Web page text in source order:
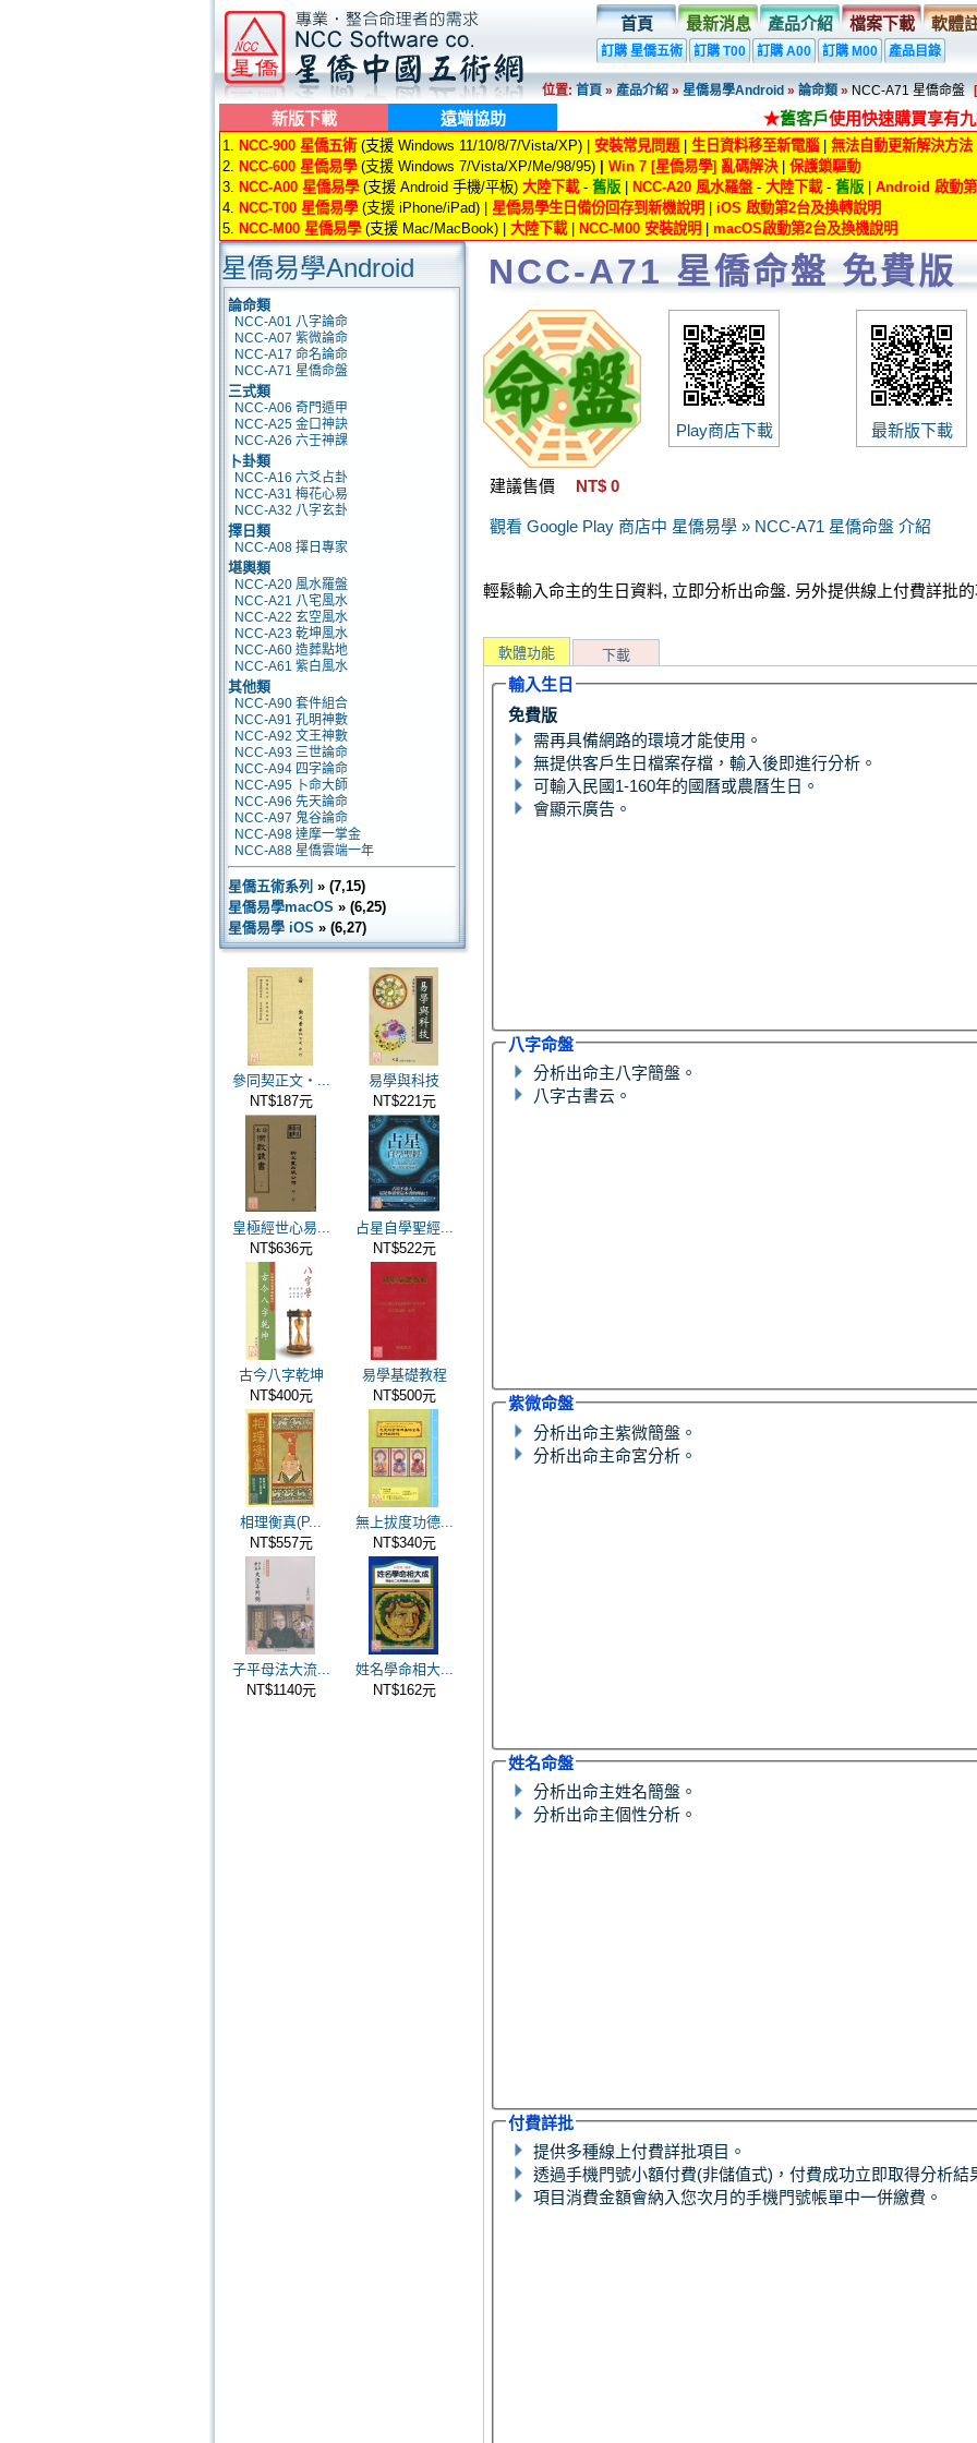
首頁 最新消息 產品介紹 檔案下載 軟體
訂購 星僑五術 訂購 T00 訂購 A00 訂購 M00 產品目錄
位置:首頁»產品介紹»星僑易學Android»論命類»NCC-A71 星僑命盤
新版下載 遠端協助 ★舊客戶使用快速購買享有
1. NCC-900 星僑五術(支援 Windows 11/10/8/7/Vista/XP) | 安裝常見問題| 生日資料移至新電腦| 無法自動更新解決方法
2. NCC-600 星僑易學(支援 Windows 7/Vista/XP/Me/98/95) Win 7 [星僑易學] 亂碼解決| 保護鎖驅動
3. NCC-A00 星僑易學(支援 Android 手機/平板) 大陸下載- 舊版 NCC-A20 風水羅盤- 大陸下載- 舊版
Android 啟動
4. NCC-T00 星僑易學(支援 iPhone/iPad) | 星僑易學生日備份回存到新機說明
iOS 啟動第2台及換轉說明
5. NCC-M00 星僑易學(支援 Mac/MacBook) | 大陸下載| NCC-M00 安裝說明 macOS啟動第2台及換機說明
星僑易學Android
論命類
NCC-A01 八字論命
NCC-A07 紫微論命
NCC-A17 命名論命
NCC-A71 星僑命盤
三式類
NCC-A06 奇門遁甲
NCC-A25 金口神訣
NCC-A26 六壬神課
卜卦類
NCC-A16 六爻占卦
NCC-A31 梅花心易
NCC-A32 八字玄卦
擇日類
NCC-A08 擇日專家
堪輿類
NCC-A20 風水羅盤
NCC-A21 八宅風水
NCC-A22 玄空風水
NCC-A23 乾坤風水
NCC-A60 造葬點地
NCC-A61 紫白風水
其他類
NCC-A90 套件組合
NCC-A91 孔明神數
NCC-A92 文王神數
NCC-A93 三世論命
NCC-A94 四字論命
NCC-A95 卜命大師
NCC-A96 先天論命
NCC-A97 鬼谷論命
NCC-A98 達摩一掌金
NCC-A88 星僑雲端一年
星僑五術系列 » (7,15)
星僑易學macOS » (6,25)
星僑易學 iOS » (6,27)
參同契正文‧...
NT$187元
易學與科技
NT$221元
皇極經世心易...
NT$636元
占星自學聖經...
NT$522元
古今八字乾坤
NT$400元
易學基礎教程
NT$500元
相理衡真(P...
NT$557元
無上拔度功德...
NT$340元
子平母法大流...
NT$1140元
姓名學命相大...
NT$162元
NCC-A71 星僑命盤 免費版
Play商店下載 最新版下載
建議售價 NT$ 0
觀看 Google Play 商店中 星僑易學 » NCC-A71 星僑命盤 介紹
輕鬆輸入命主的生日資料, 立即分析出命盤. 另外提供線上付費詳批
軟體功能 下載
輸入生日
免費版
需再具備網路的環境才能使用。
無提供客戶生日檔案存檔，輸入後即進行分析。
可輸入民國1-160年的國曆或農曆生日。
會顯示廣告。
八字命盤
分析出命主八字簡盤。
八字古書云。
紫微命盤
分析出命主紫微簡盤。
分析出命主命宮分析。
姓名命盤
分析出命主姓名簡盤。
分析出命主個性分析。
付費詳批
提供多種線上付費詳批項目。
透過手機門號小額付費(非儲值式)，付費成功立即取得分析結
項目消費金額會納入您次月的手機門號帳單中一併繳費。